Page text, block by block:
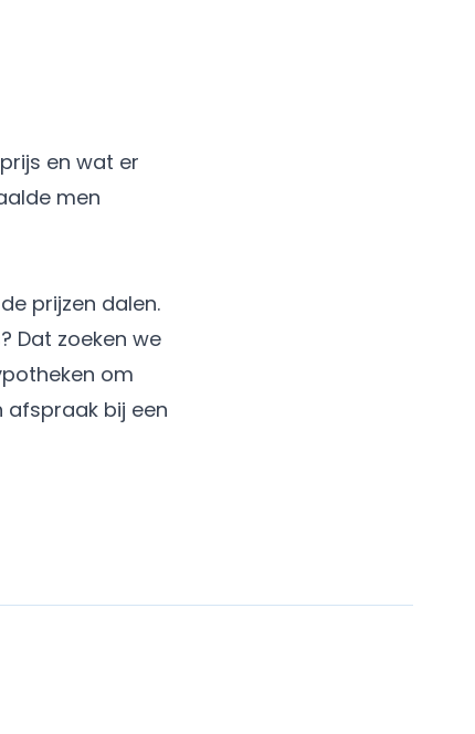
en wat er
men
prijzen dalen.
Dat zoeken we
om
afspraak bij een